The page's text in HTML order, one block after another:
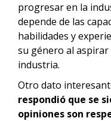
progresar en la
depende de las
habilidades y
su género al
industria.
Otro dato
respondió que se
opiniones son